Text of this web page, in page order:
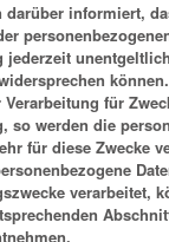
darüber informiert,
jederzeit
für
so werden die
für diese Zwecke
verarbeitet,